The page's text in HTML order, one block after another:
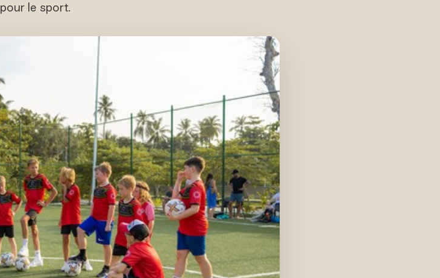
pour le sport.